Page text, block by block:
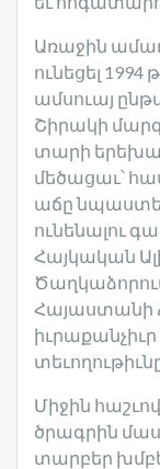
Առաջին
ունեցել
ամսուայ
Շիրակի
տարի
մեծացաւ՝
աճը
ունենալու
Հայկական
Հայաստանի
Միջին
ծրագրին
տարբեր